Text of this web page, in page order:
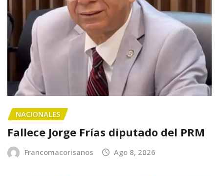
NACIONALES
Fallece Jorge Frías diputado del PRM
Francomacorisanos Ago 8, 2026